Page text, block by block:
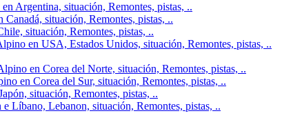
Argentina, situación, Remontes, pistas, ..
situación, Remontes, pistas, ..
situación, Remontes, pistas, ..
en USA, Estados Unidos, situación, Remontes, pistas, ..
en Corea del Norte, situación, Remontes, pistas, ..
en Corea del Sur, situación, Remontes, pistas, ..
situación, Remontes, pistas, ..
Líbano, Lebanon, situación, Remontes, pistas, ..